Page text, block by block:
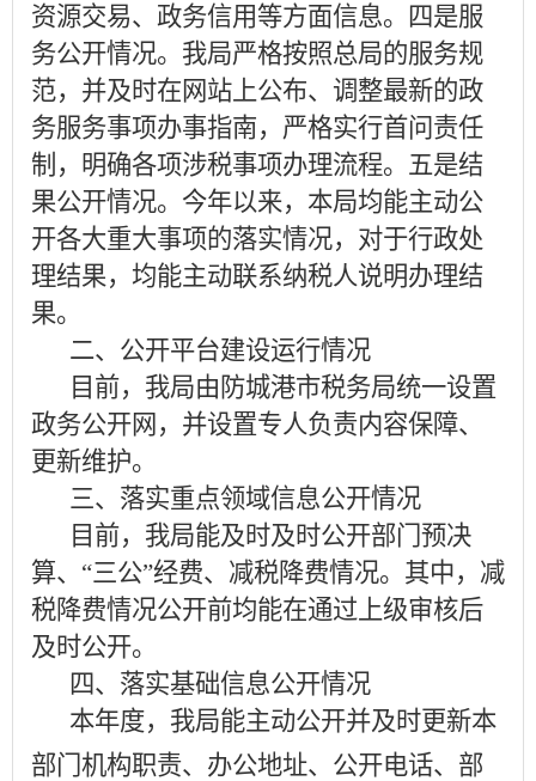
资源交易、政务信用等方面信息。四是服
务公开情况。我局严格按照总局的服务规
范，并及时在网站上公布、调整最新的政
务服务事项办事指南，严格实行首问责任
制，明确各项涉税事项办理流程。五是结
果公开情况。今年以来，本局均能主动公
开各大重大事项的落实情况，对于行政处
理结果，均能主动联系纳税人说明办理结
果。
二、公开平台建设运行情况
目前，我局由防城港市税务局统一设置
政务公开网，并设置专人负责内容保障、
更新维护。
三、落实重点领域信息公开情况
目前，我局能及时及时公开部门预决
算、 “三公”经费、减税降费情况。其中，减
税降费情况公开前均能在通过上级审核后
及时公开。
四、落实基础信息公开情况
本年度，我局能主动公开并及时更新本
部门机构职责、办公地址、公开电话、部